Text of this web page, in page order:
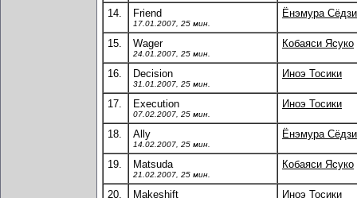
14. Friend
17.01.2007, 25 мин.
Ёнэмура Сёдзи
15. Wager
24.01.2007, 25 мин.
Кобаяси Ясуко
16. Decision
31.01.2007, 25 мин.
Иноэ Тосики
17. Execution
07.02.2007, 25 мин.
Иноэ Тосики
18. Ally
14.02.2007, 25 мин.
Ёнэмура Сёдзи
19. Matsuda
21.02.2007, 25 мин.
Кобаяси Ясуко
20. Makeshift Иноэ Тосики